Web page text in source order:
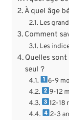
À quel âge
Les
Comment
Les
Quelles
seul ?
6-9
9-12
12-18
2-3